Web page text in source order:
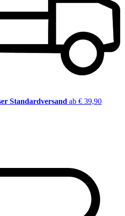
Standardversand ab € 39,90